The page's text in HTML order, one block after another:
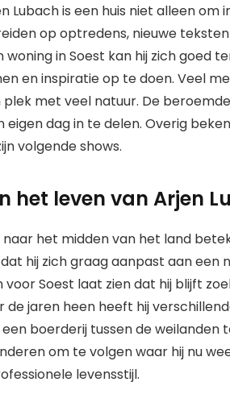
is een huis niet alleen om
op optredens, nieuwe
in Soest kan hij zich goed
en inspiratie op te doen. Veel
plek met veel natuur. De
eigen dag in te delen. Overig
volgende shows.
het leven van Arjen
het midden van het land
hij zich graag aanpast aan een
voor Soest laat zien dat hij blijft
de jaren heen heeft hij
boerderij tussen de weilanden
om te volgen waar hij nu
levensstijl.